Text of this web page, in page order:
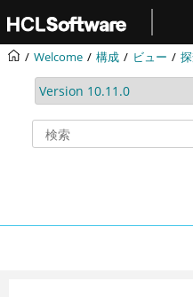
メインコンテンツにジャンプ
Welcome 構成 ビュー